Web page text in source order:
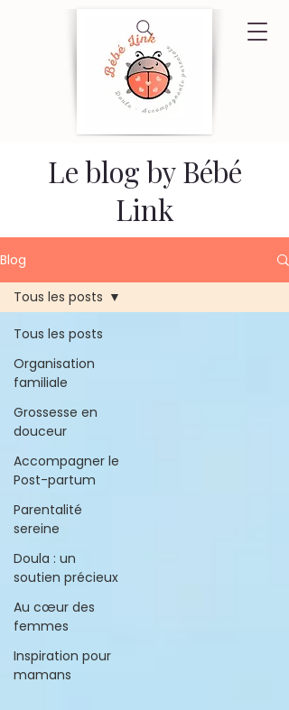
Le blog by Bébé
Link
Blog
Tous les posts
Organisation
familiale
Grossesse en
douceur
Accompagner le
Post-partum
Parentalité
sereine
Doula : un
soutien précieux
Au cœur des
femmes
Inspiration pour
mamans
Tous les posts